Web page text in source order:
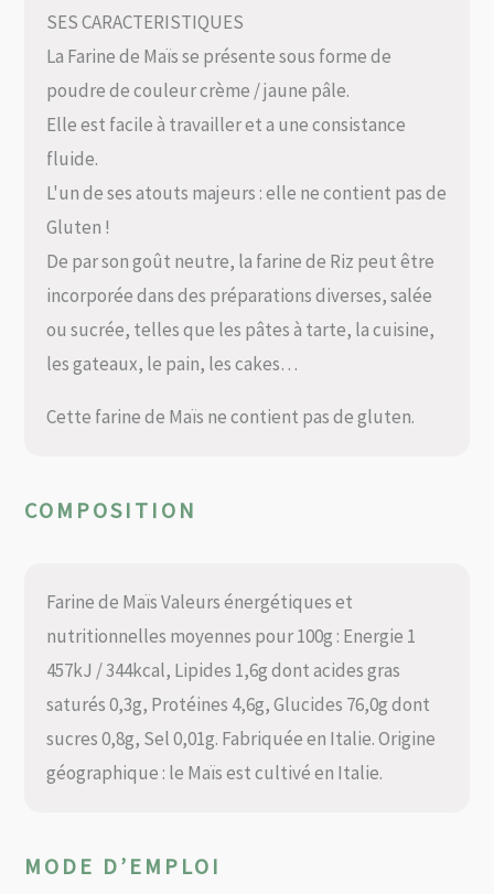
SES CARACTERISTIQUES
La Farine de Maïs se présente sous forme de
poudre de couleur crème / jaune pâle.
Elle est facile à travailler et a une consistance
fluide.
L'un de ses atouts majeurs : elle ne contient pas de
Gluten !
De par son goût neutre, la farine de Riz peut être
incorporée dans des préparations diverses, salée
ou sucrée, telles que les pâtes à tarte, la cuisine,
les gateaux, le pain, les cakes…
Cette farine de Maïs ne contient pas de gluten.
COMPOSITION
Farine de Maïs Valeurs énergétiques et
nutritionnelles moyennes pour 100g : Energie 1
457kJ / 344kcal, Lipides 1,6g dont acides gras
saturés 0,3g, Protéines 4,6g, Glucides 76,0g dont
sucres 0,8g, Sel 0,01g. Fabriquée en Italie. Origine
géographique : le Maïs est cultivé en Italie.
MODE D’EMPLOI